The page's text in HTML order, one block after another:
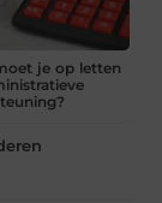
je op letten